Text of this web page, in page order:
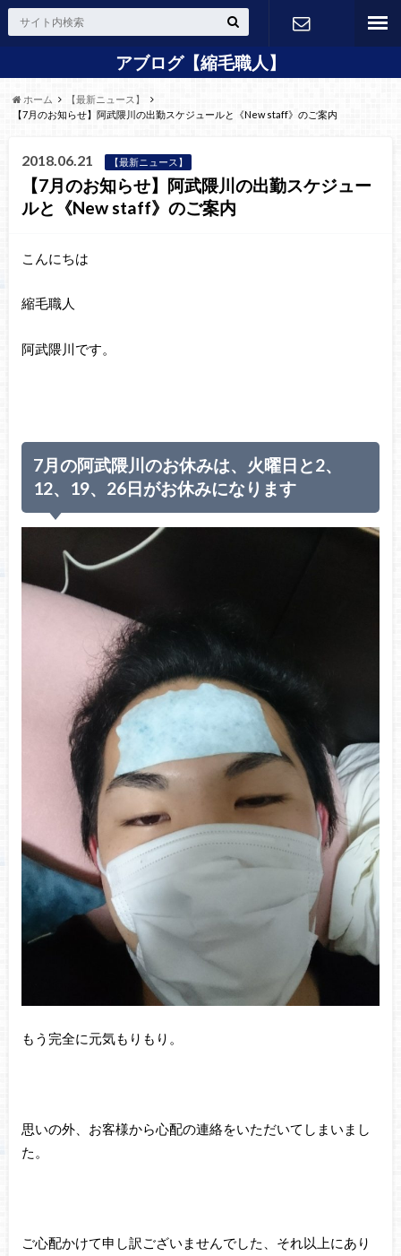
アブログ【縮毛職人】24H Web
予約
ホーム
【最新ニュース】
【7月のお知らせ】阿武隈川の出勤スケジュールと《New staff》のご案内
2018.06.21 【最新ニュース】
【7月のお知らせ】阿武隈川の出勤スケジュー
ルと《New staff》のご案内
こんにちは
縮毛職人
阿武隈川です。
7月の阿武隈川のお休みは、火曜日と2、
12、19、26日がお休みになります
もう完全に元気もりもり。
思いの外、お客様から心配の連絡をいただいてしまいまし
た。
ご心配かけて申し訳ございませんでした、それ以上にあり